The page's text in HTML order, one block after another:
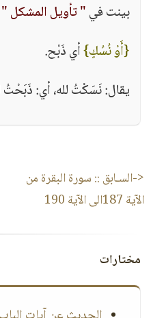
بينت في" تأويل المشكل "
{أَوْ نُسُكٍ}أي ذَبْح.
يقال: نَسَكْتُ لله، أي: ذَبَحْتُ
<-السـابق :: سورة البقرة من
الآية 187الى الآية 190
مختارات